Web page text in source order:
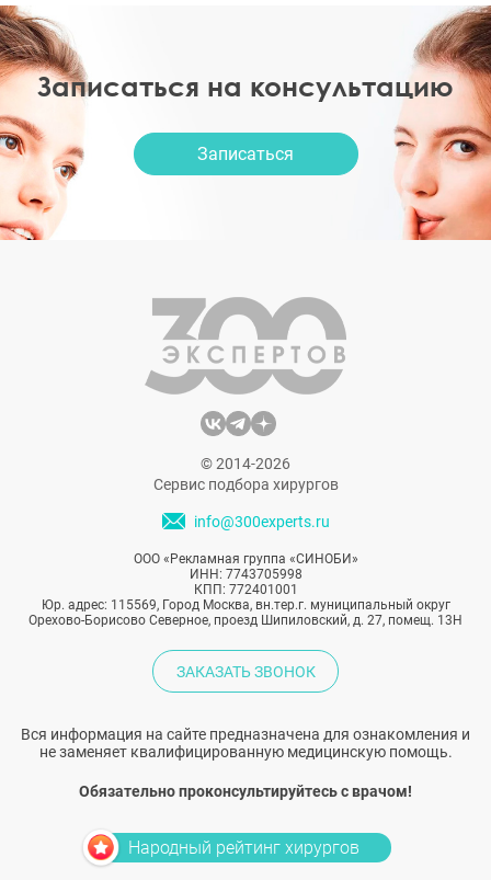
Записаться на консультацию
Записаться
© 2014-2026
Сервис подбора хирургов
info@300experts.ru
ООО «Рекламная группа «СИНОБИ»
ИНН: 7743705998
КПП: 772401001
Юр. адрес: 115569, Город Москва, вн.тер.г. муниципальный округ
Орехово-Борисово Северное, проезд Шипиловский, д. 27, помещ. 13Н
ЗАКАЗАТЬ ЗВОНОК
Вся информация на сайте предназначена для ознакомления и
не заменяет квалифицированную медицинскую помощь.
Обязательно проконсультируйтесь с врачом!
Народный рейтинг хирургов